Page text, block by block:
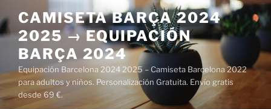
al
contenido
CAMISETA BARÇA 2024
2025 → EQUIPACIÓN
BARÇA 2024
Equipación Barcelona 2024 2025 – Camiseta Barcelona 2022
para adultos y niños. Personalización Gratuita. Envío gratis
desde 69 €.